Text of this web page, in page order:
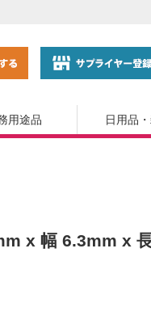
用途品 日用品
x 幅 6.3mm x